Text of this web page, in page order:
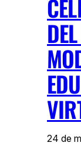
24 de